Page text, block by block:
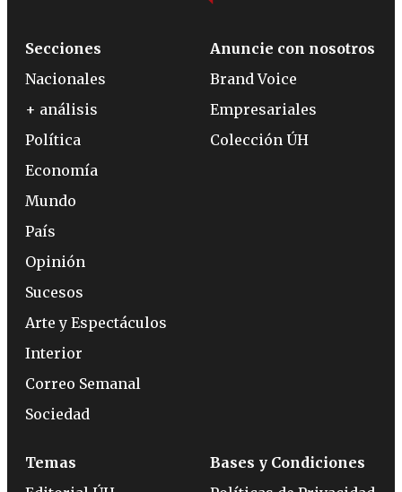
Secciones
Nacionales
+ análisis
Política
Economía
Mundo
País
Opinión
Sucesos
Arte y Espectáculos
Interior
Correo Semanal
Sociedad
Anuncie con nosotros
Brand Voice
Empresariales
Colección ÚH
Temas
Bases y Condiciones